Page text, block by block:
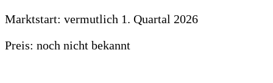
Marktstart: vermutlich 1. Quartal 2026
Preis: noch nicht bekannt